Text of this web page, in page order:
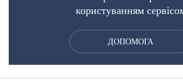
користуванням
ДОПОМОГА